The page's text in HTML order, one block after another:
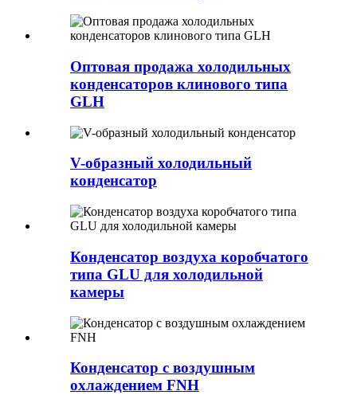
Оптовая продажа холодильных
конденсаторов клинового типа
GLH
V-образный холодильный
конденсатор
Конденсатор воздуха коробчатого
типа GLU для холодильной
камеры
Конденсатор с воздушным
охлаждением FNH